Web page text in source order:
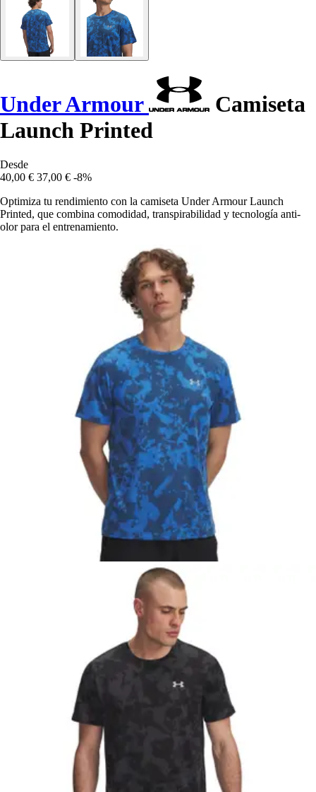
Under Armour
Camiseta
Launch Printed
Desde
40,00 € 37,00 € -8%
Optimiza tu rendimiento con la camiseta Under Armour Launch
Printed, que combina comodidad, transpirabilidad y tecnología anti-
olor para el entrenamiento.